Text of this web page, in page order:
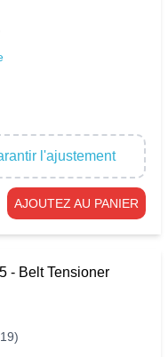
l'ajustement
AJOUTEZ AU PANIER
- Belt Tensioner